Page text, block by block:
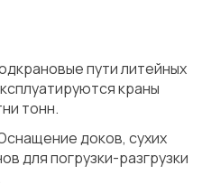
пути литейных
краны
тонн.
доков, сухих
для погрузки-разгрузки